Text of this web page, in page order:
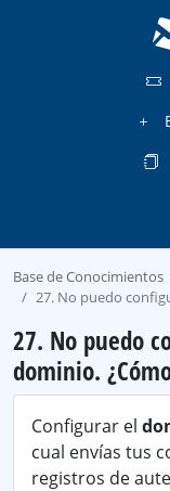
Base de Conocimientos
27. No puedo
27. No puedo
dominio.
Configurar el
cual envías tus
registros de